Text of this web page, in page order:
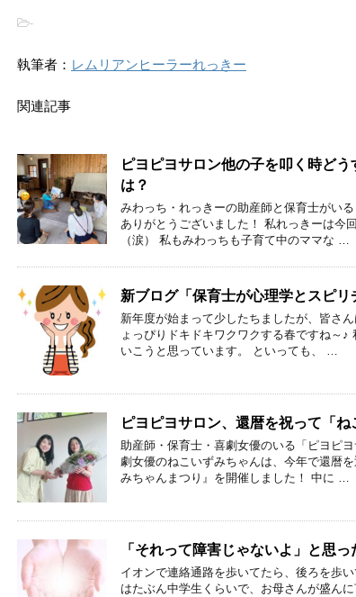
-
執筆者： レムリアンヒーラーれっきー
関連記事
ピヨピヨサロン他の子を叩く時ど
は？
みわっち・れっきーの助産師と保育士がい
ありがとうございました！ 私れっきーは今
（涙） 私もみわっちも子育て中のママな …
新ブログ「保育士が心理学とスピリ
新年度が始まって少したちましたが、皆さ
ょっぴりドキドキワクワクする春ですね～
いこうと思っています。 といっても、 …
ピヨピヨサロン、還暦を祝って「
助産師・保育士・喜劇女優のいる「ピヨピ
劇女優のねこいずみちゃんは、今年で還暦
みちゃんまつり』を開催しました！ 中に …
「それって障害じゃないよ」と思っ
イオンで連絡通路を歩いてたら、後ろを歩
はたぶん中学生くらいで、お母さんが盛ん